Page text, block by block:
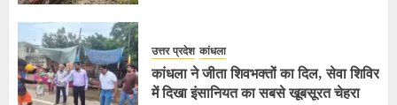
उत्तर प्रदेश कांधला
कांधला ने जीता शिवभक्तों का दिल, सेवा शिविर
में दिखा इंसानियत का सबसे खूबसूरत चेहरा